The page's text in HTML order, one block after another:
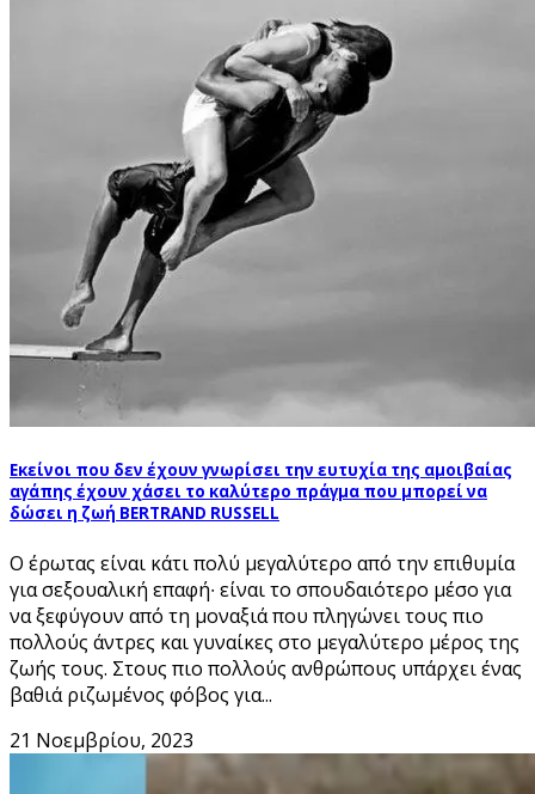
Εκείνοι που δεν έχουν γνωρίσει την ευτυχία της αμοιβαίας
αγάπης έχουν χάσει το καλύτερο πράγμα που μπορεί να
δώσει η ζωή BERTRAND RUSSELL
Ο έρωτας είναι κάτι πολύ μεγαλύτερο από την επιθυμία
για σεξουαλική επαφή∙ είναι το σπουδαιότερο μέσο για
να ξεφύγουν από τη μοναξιά που πληγώνει τους πιο
πολλούς άντρες και γυναίκες στο μεγαλύτερο μέρος της
ζωής τους. Στους πιο πολλούς ανθρώπους υπάρχει ένας
βαθιά ριζωμένος φόβος για...
21 Νοεμβρίου, 2023